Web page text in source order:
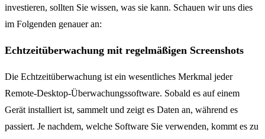
investieren, sollten Sie wissen, was sie kann. Schauen wir uns dies
im Folgenden genauer an:
Echtzeitüberwachung mit regelmäßigen Screenshots
Die Echtzeitüberwachung ist ein wesentliches Merkmal jeder
Remote-Desktop-Überwachungssoftware. Sobald es auf einem
Gerät installiert ist, sammelt und zeigt es Daten an, während es
passiert. Je nachdem, welche Software Sie verwenden, kommt es zu